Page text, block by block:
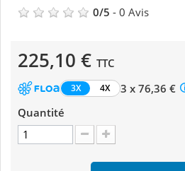
0/5 - 0 Avis
225,10 € TTC
3X 4X
3 x 76,36 €
Quantité